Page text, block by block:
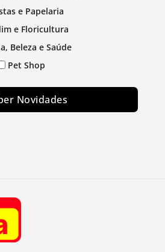
e Papelaria
e Floricultura
Beleza e Saúde
Pet Shop
Novidades